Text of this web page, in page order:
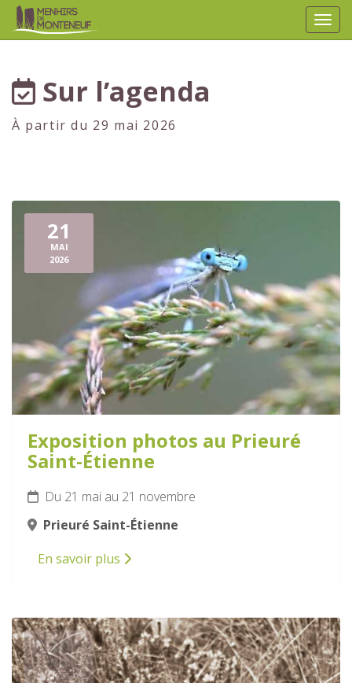
Sur l’agenda
À partir du 29 mai 2026
21
MAI
2026
Exposition photos au Prieuré
Saint-Étienne
Du 21 mai au 21 novembre
Prieuré Saint-Étienne
En savoir plus
30
MAI
2026